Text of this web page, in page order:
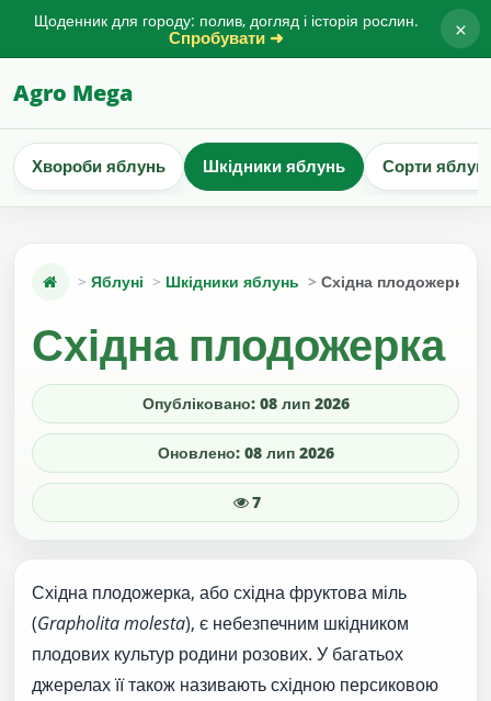
Щоденник для городу: полив, догляд і історія рослин.
Спробувати ➜ ×
Agro Mega
Хвороби яблунь Шкідники яблунь Сорти
Яблуні Шкідники яблунь Східна плодожерка
Східна плодожерка
Опубліковано: 08 лип 2026
Оновлено: 08 лип 2026
7
Східна плодожерка, або східна фруктова міль
(Grapholita molesta), є небезпечним шкідником
плодових культур родини розових. У багатьох
джерелах її також називають східною персиковою